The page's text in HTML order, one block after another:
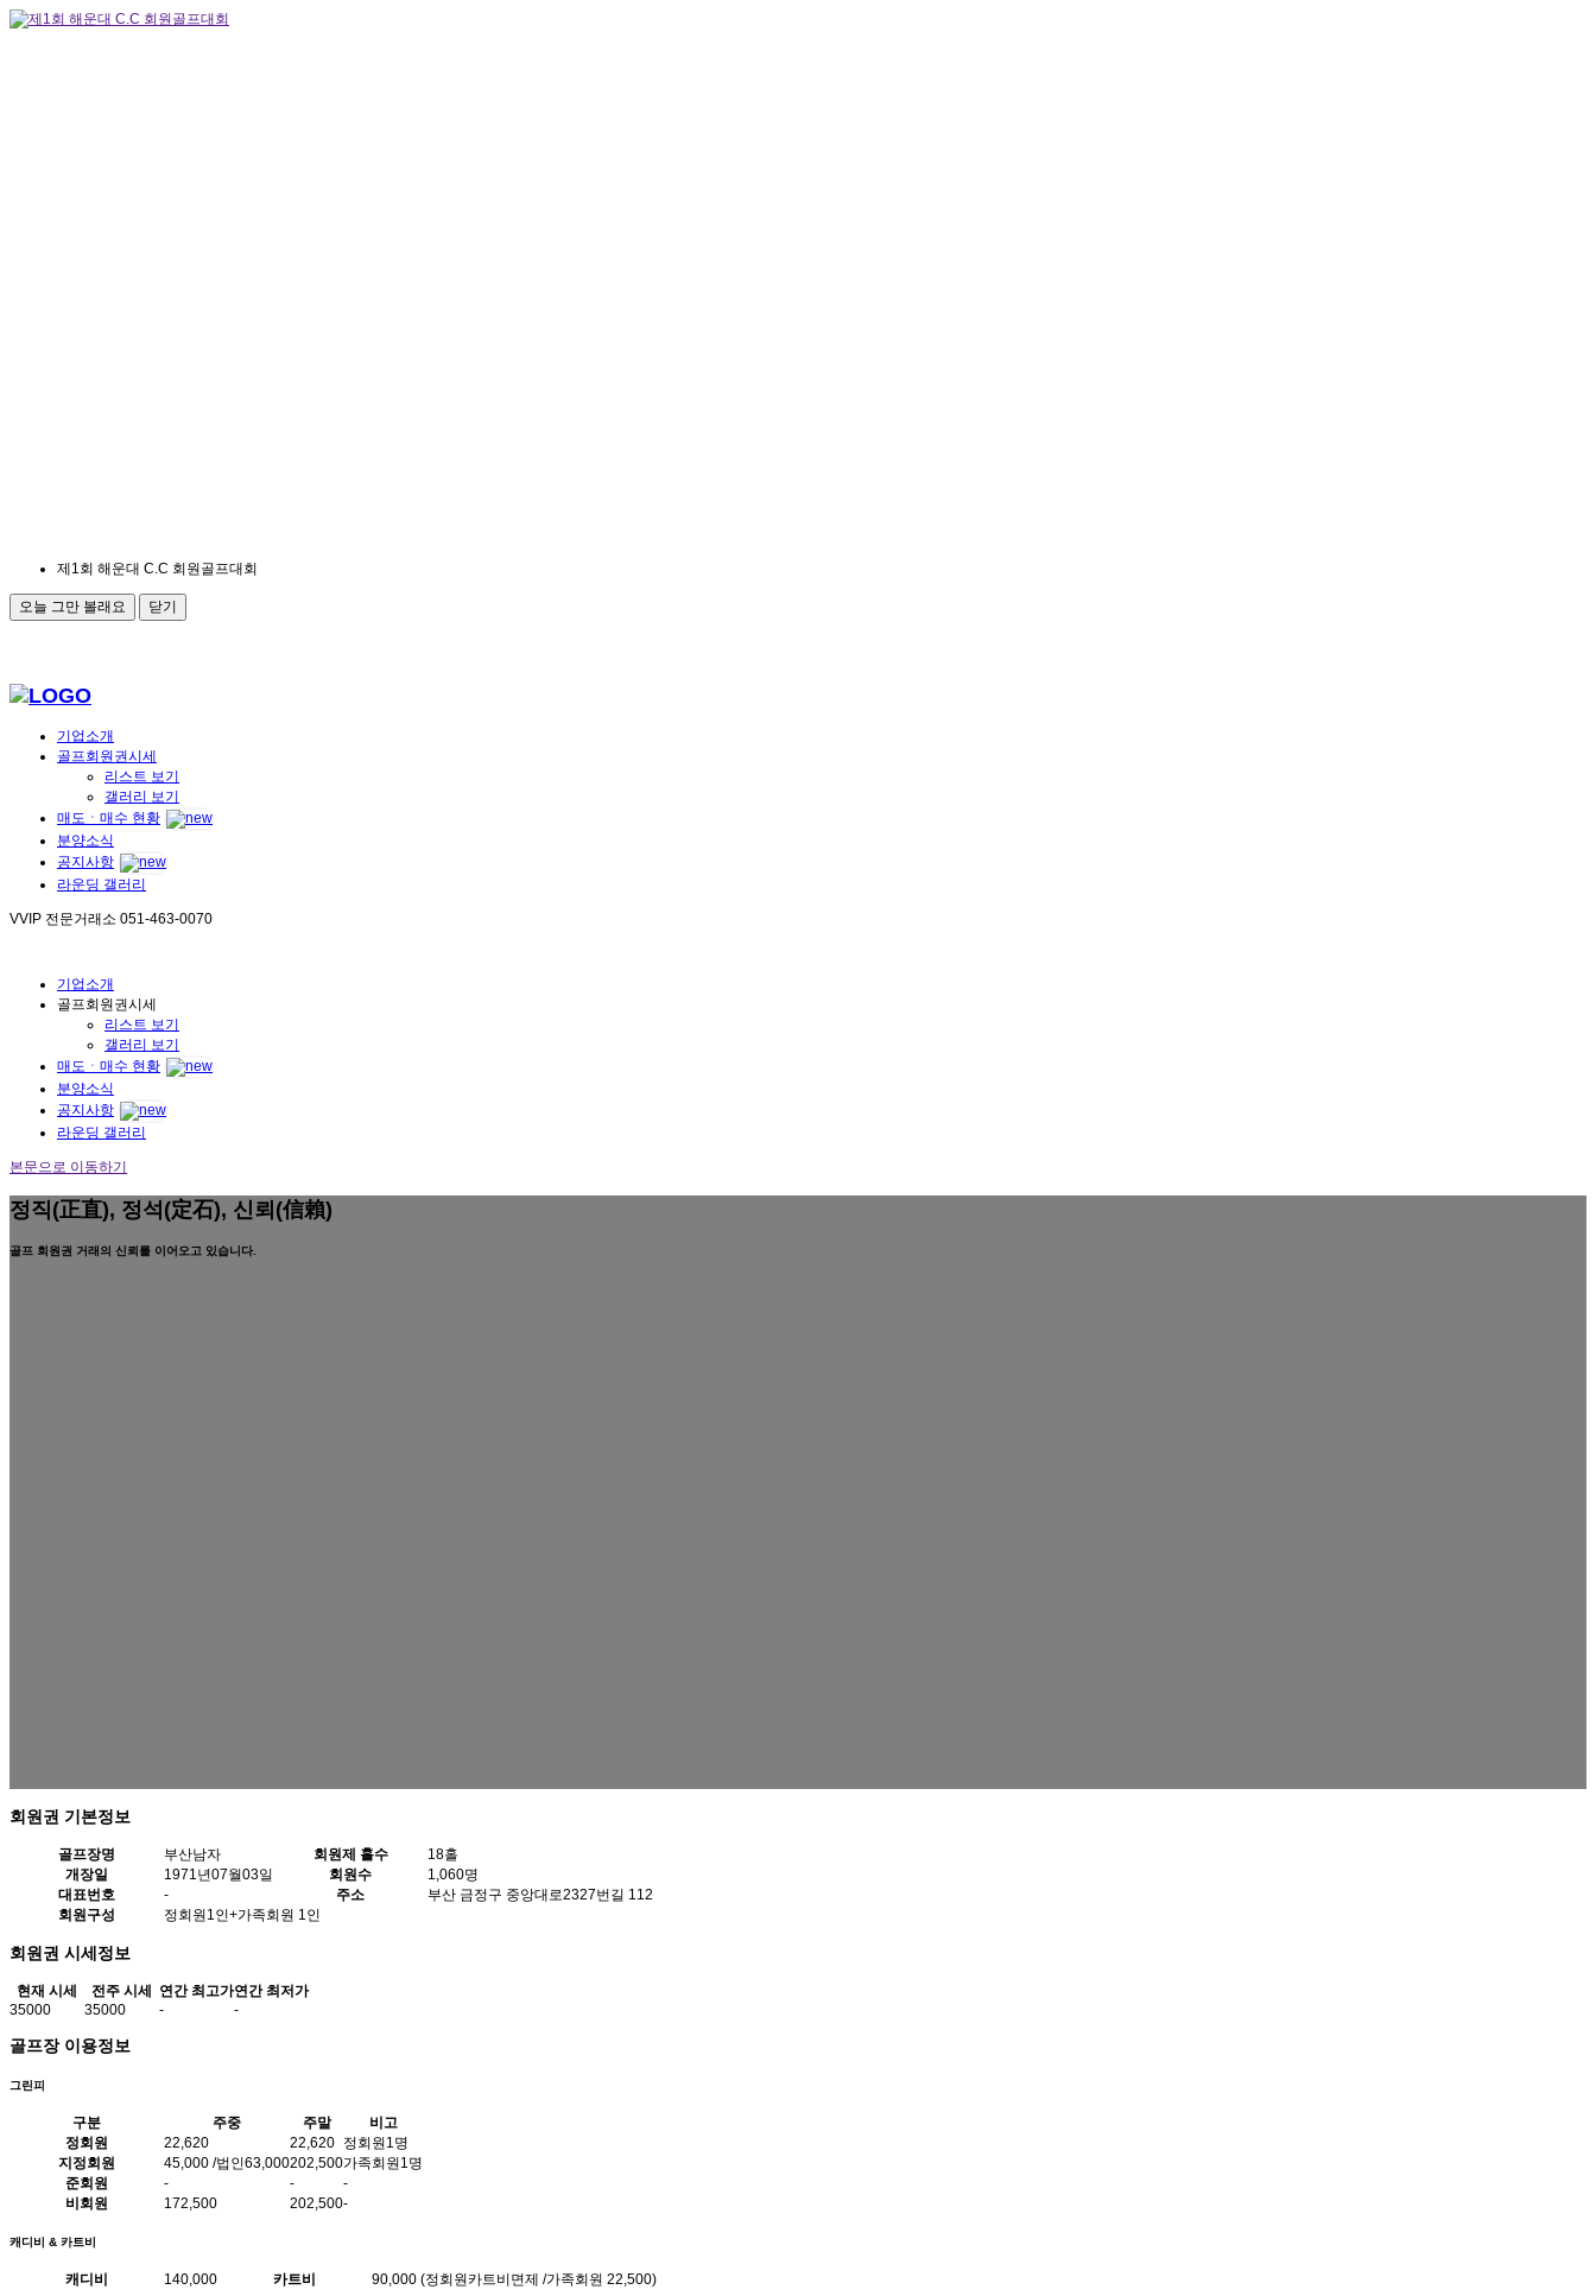
제1회 해운대 C.C 회원골프대회
오늘 그만 볼래요 닫기
기업소개
골프회원권시세
리스트 보기
갤러리 보기
매도ㆍ매수 현황
분양소식
공지사항
라운딩 갤러리
VVIP 전문거래소 051-463-0070
기업소개
골프회원권시세
리스트 보기
갤러리 보기
매도ㆍ매수 현황
분양소식
공지사항
라운딩 갤러리
본문으로 이동하기
정직(正直), 정석(定石), 신뢰(信賴)
골프 회원권 거래의 신뢰를 이어오고 있습니다.
회원권 기본정보
골프장명 부산남자 회원제 홀수
18홀
개장일
1971년07월03일 회원수
1,060명
대표번호
- 주소
부산 금정구 중앙대로2327번길 112
회원구성
정회원1인+가족회원 1인
회원권 시세정보
현재 시세 전주 시세 연간 최고가연간 최저가
35000
35000 - -
골프장 이용정보
그린피
구분 주중 주말
비고
정회원
22,620 22,620 정회원1명
지정회원
45,000 /법인63,000202,500가족회원1명
준회원
- -
-
비회원
172,500 202,500-
캐디비 & 카트비
캐디비 140,000 카트비 90,000 (정회원카트비면제 /가족회원 22,500)